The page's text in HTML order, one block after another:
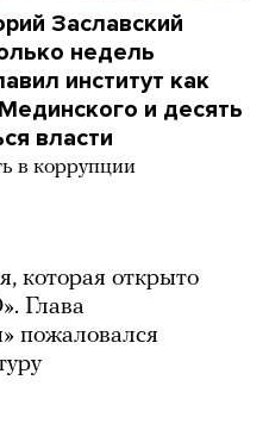
Заславский
недель
институт как
и десять
власти
в коррупции
которая открыто
Глава
пожаловался